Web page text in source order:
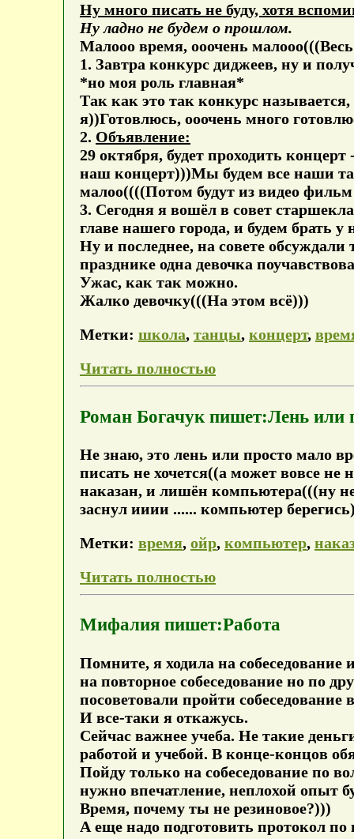
Ну много писать не буду, хотя
Ну ладно не будем о прошлом.
Малооо время, ооочень
1. Завтра конкурс диджеев, ну и
*но моя роль главная*
Так как это так конкурс
я))Готовлюсь, ооочень много
2. Объявление:
29 октября, будет проходить
наш концерт)))Мы будем все наши
малоо((((Потом будут из видео
3. Сегодня я вошёл в совет
главе нашего города, и будем брать
Ну и последнее, на совете
празднике одна девочка
Ужас, как так можно.
Жалко девочку(((На этом всё)))
Метки: школа, танцы, концерт,
Читать полностью
Роман Богачук пишет:Лень или
Не знаю, это лень или просто мало
писать не хочется((а может вовсе не
наказан, и лишён компьютера(((ну
заснул ииии ...... компьютер
Метки: время, ойр, компьютер,
Читать полностью
Мифалия пишет:Работа
Помните, я ходила на
на повторное собеседование но по
посоветовали пройти собеседование
И все-таки я откажусь.
Сейчас важнее учеба. Не такие
работой и учебой. В конце-концов
Пойду только на собеседование по
нужно впечатление, неплохой опыт
Время, почему ты не резиновое?)))
А еще надо подготовить протокол по